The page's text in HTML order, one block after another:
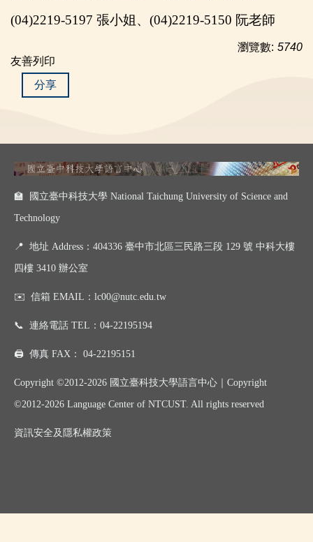
(04)2219-5197 張小姐、(04)2219-5150 阮老師
瀏覽數: 5740
友善列印
分享
🏫 國立臺中科技大學 National Taichung University of Science and
Technology
📍 地址 Address：404336 臺中市北區三民路三段 129 號 中科大樓
四樓 3410 辦公室
✉️ 信箱 EMAIL： lc00@nutc.edu.tw
📞 連絡電話 TEL： 04-22195194
🖨️ 傳真 FAX： 04-22195151
Copyright ©2012-2026 國立臺科技大學語言中心｜ Copyright
©2012-2026 Language Center of NTCUST. All rights reserved
資訊安全及 隱私權政策